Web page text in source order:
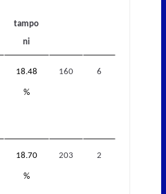
tampo
ni
18.48
%
160 6
18.70
%
203 2